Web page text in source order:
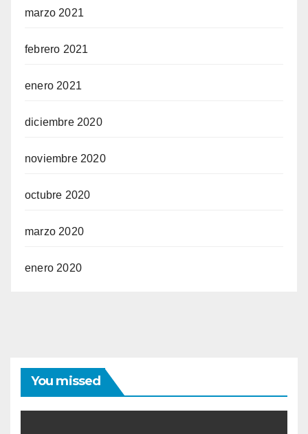
marzo 2021
febrero 2021
enero 2021
diciembre 2020
noviembre 2020
octubre 2020
marzo 2020
enero 2020
You missed